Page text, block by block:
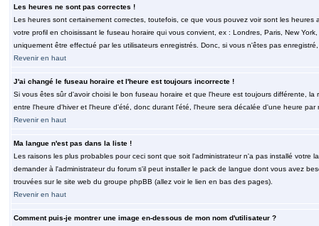
Les heures ne sont pas correctes !
Les heures sont certainement correctes, toutefois, ce que vous pouvez voir sont les
votre profil en choisissant le fuseau horaire qui vous convient, ex : Londres, Paris, New
uniquement être effectué par les utilisateurs enregistrés. Donc, si vous n'êtes pas
Revenir en haut
J'ai changé le fuseau horaire et l'heure est toujours incorrecte !
Si vous êtes sûr d'avoir choisi le bon fuseau horaire et que l'heure est toujours différente,
entre l'heure d'hiver et l'heure d'été, donc durant l'été, l'heure sera décalée d'une heure par
Revenir en haut
Ma langue n'est pas dans la liste !
Les raisons les plus probables pour ceci sont que soit l'administrateur n'a pas installé
demander à l'administrateur du forum s'il peut installer le pack de langue dont vous avez
trouvées sur le site web du groupe phpBB (allez voir le lien en bas des pages).
Revenir en haut
Comment puis-je montrer une image en-dessous de mon nom d'utilisateur ?